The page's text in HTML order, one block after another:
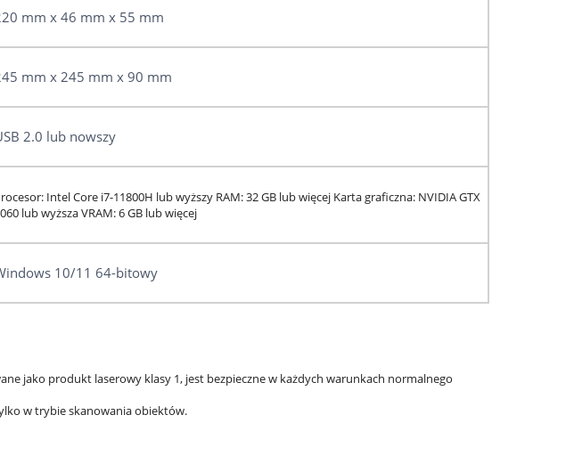
mm x 46 mm x 55 mm
mm x 245 mm x 90 mm
2.0 lub nowszy
Intel Core i7-11800H lub wyższy RAM: 32 GB lub więcej Karta graficzna: NVIDIA GTX
lub wyższa VRAM: 6 GB lub więcej
10/11 64-bitowy
jako produkt laserowy klasy 1, jest bezpieczne w każdych warunkach normalnego
w trybie skanowania obiektów.